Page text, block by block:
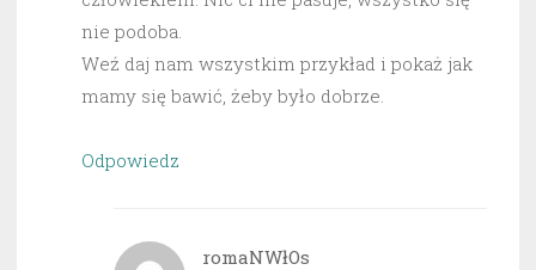
nie podoba.
Weź daj nam wszystkim przykład i pokaż jak
mamy się bawić, żeby było dobrze.
Odpowiedz
romaNWłOs